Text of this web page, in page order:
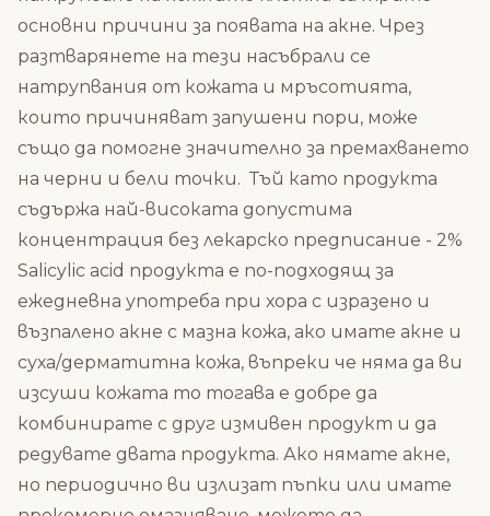
основни причини за появата на акне. Чрез
разтварянете на тези насъбрали се
натрупвания от кожата и мръсотията,
които причиняват запушени пори, може
също да помогне значително за премахването
на черни и бели точки. Тъй като продукта
съдържа най-високата допустима
концентрация без лекарско предписание - 2%
Salicylic acid продукта е по-подходящ за
ежедневна употреба при хора с изразено и
възпалено акне с мазна кожа, ако имате акне и
суха/дерматитна кожа, въпреки че няма да ви
изсуши кожата то тогава е добре да
комбинирате с друг измивен продукт и да
редувате двата продукта. Ако нямате акне,
но периодично ви излизат пъпки или имате